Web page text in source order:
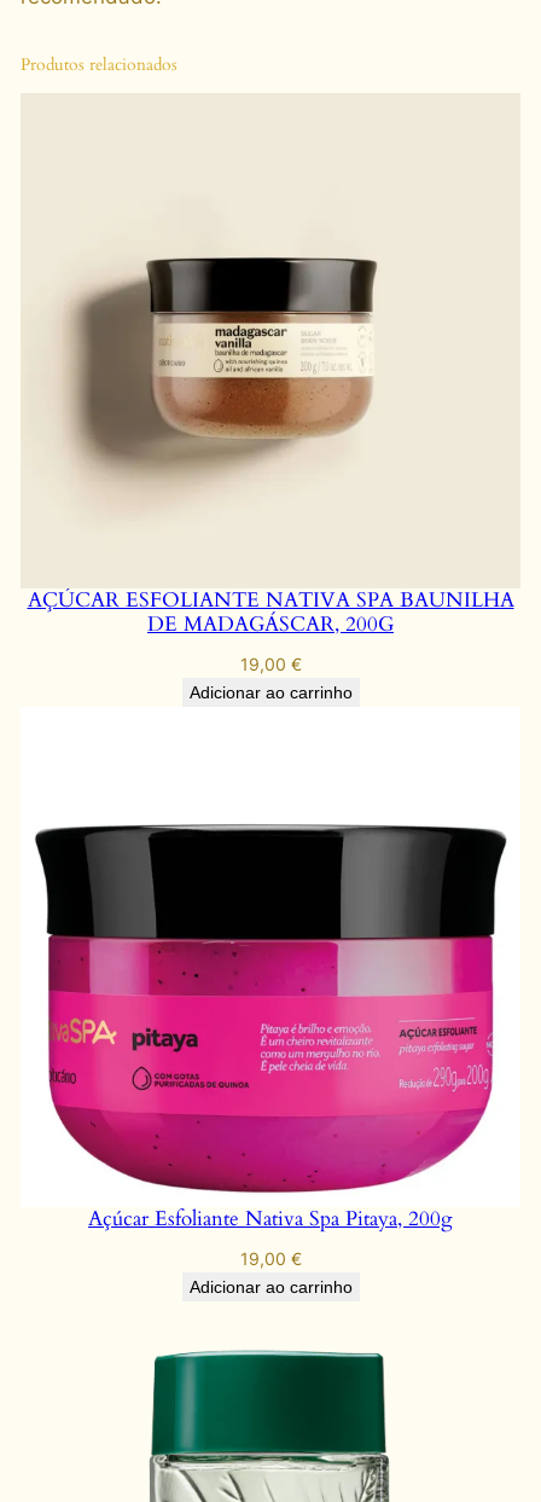
Produtos relacionados
AÇÚCAR ESFOLIANTE NATIVA SPA BAUNILHA
DE MADAGÁSCAR, 200G
19,00 €
Adicionar ao carrinho
Açúcar Esfoliante Nativa Spa Pitaya, 200g
19,00 €
Adicionar ao carrinho